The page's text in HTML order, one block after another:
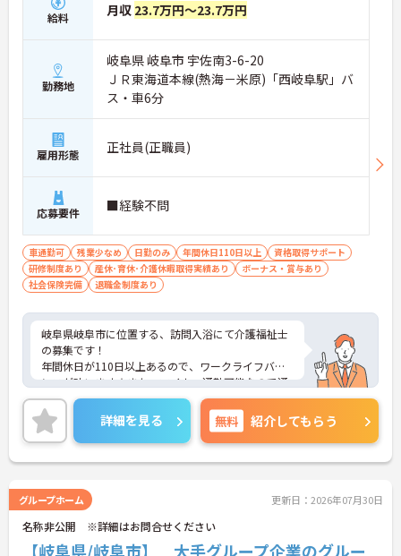
給料 月収 23.7万円～23.7万円
勤務地
岐阜県 岐阜市 宇佐南3-6-20
ＪＲ東海道本線(熱海－米原)「西岐阜駅」バ
ス・車6分
雇用形態 正社員(正職員)
応募要件 ■経験不問
車通勤可 残業少なめ 日勤のみ 年間休日110日以上
資格取得サポート
研修制度あり
産休･育休･介護休暇取得実績あり
ボーナス・賞与あり
社会保険完備
退職金制度あり
岐阜県岐阜市に位置する、訪問入浴にて介護福祉士
の募集です！
年間休日が110日以上あるので、ワークライフバラ
ンスが叶います☆また、マイカー通勤可能なので通
勤らくらくです◎
ご興味のある方には、面接対策ポイントなど、さら
に詳細をお話しいたしますのでお気軽にご相談くだ
さい！
詳細を見る 無料 紹介してもらう
グループホーム 更新日：2026年07月30日
名称非公開 ※詳細はお問合せください
【岐阜県/岐阜市】 大手グループ企業のグルー